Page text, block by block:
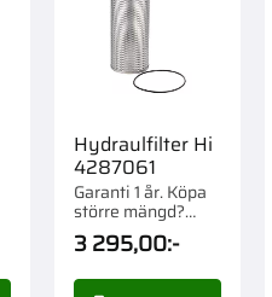
Hydraulfilter Hi
4287061
Garanti 1 år. Köpa
större mängd?
Förpackad om 1 st.
3 295,00:-